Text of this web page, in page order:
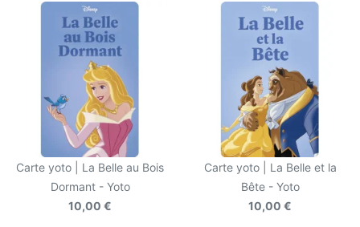
Carte yoto | La Belle au Bois
Dormant - Yoto
10,00 €
Carte yoto | La Belle et la
Bête - Yoto
10,00 €